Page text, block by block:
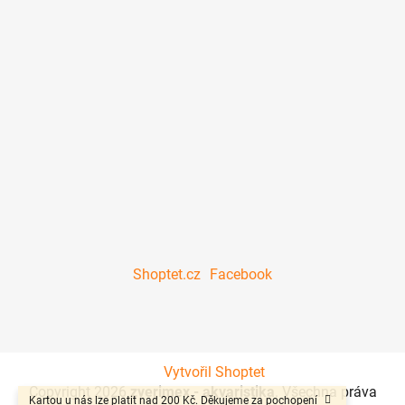
Kartou u nás lze platit nad 200 Kč. Děkujeme za pochopení
Shoptet.cz Facebook
Vytvořil Shoptet
Copyright 2026zverimex - akvaristika. Všechna práva